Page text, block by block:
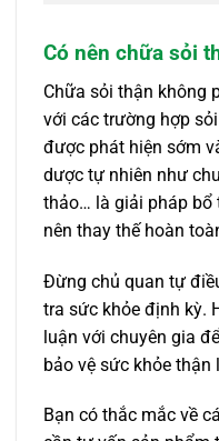
Có nên chữa sỏi
Chữa sỏi thận không
với các trường hợp
được phát hiện sớm
dược tự nhiên như
thảo… là giải pháp bổ
nên thay thế hoàn
Đừng chủ quan tự
tra sức khỏe định kỳ.
luận với chuyên gia
bảo vệ sức khỏe thận
Bạn có thắc mắc về